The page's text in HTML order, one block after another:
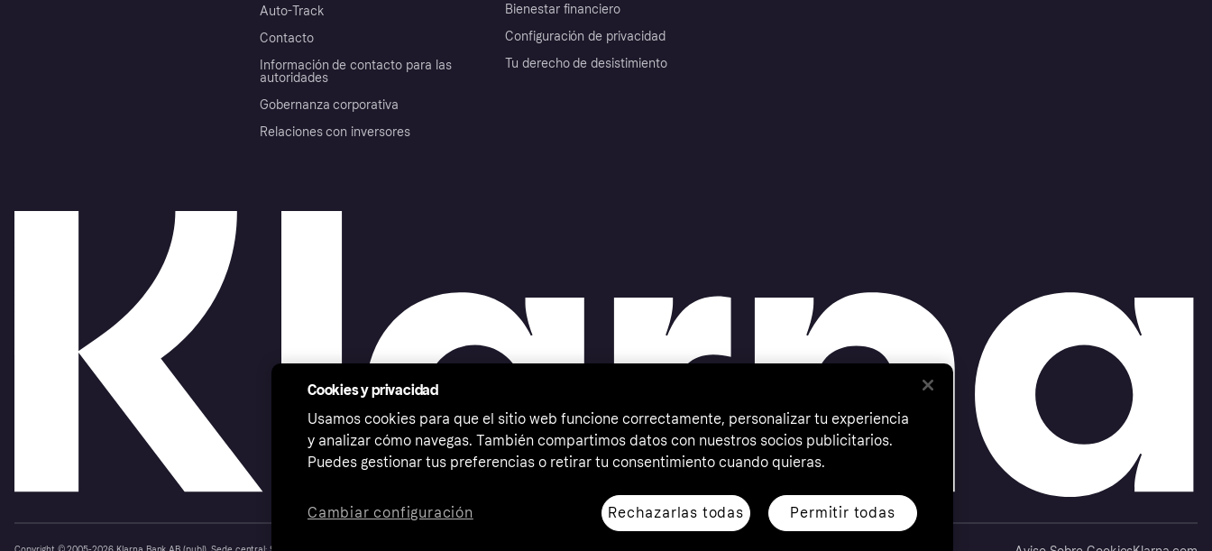
Auto-Track
Contacto
Información de contacto para las
autoridades
Gobernanza corporativa
Relaciones con inversores
Bienestar financiero
Configuración de privacidad
Tu derecho de desistimiento
Cookies y privacidad
Usamos cookies para que el sitio web funcione correctamente, personalizar tu experiencia
y analizar cómo navegas. También compartimos datos con nuestros socios publicitarios.
Puedes gestionar tus preferencias o retirar tu consentimiento cuando quieras.
Rechazarlas todas Permitir todas
Cambiar configuración